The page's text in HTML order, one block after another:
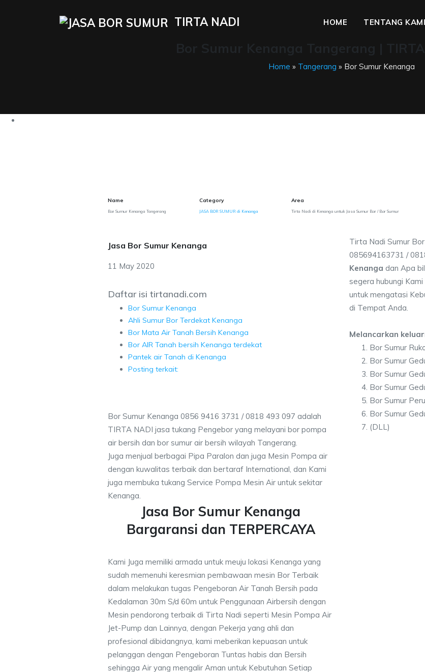
TIRTA NADI HOME TENTANG KAMI
Home » Tangerang » Bor Sumur Kenanga
Name
Bor Sumur Kenanga Tangerang
Category
JASA BOR SUMUR di Kenanga
Area
Tirta Nadi di Kenanga untuk Jasa Sumur Bor / Bor Sumur
Jasa Bor Sumur Kenanga
11 May 2020
Daftar isi tirtanadi.com
Bor Sumur Kenanga
Ahli Sumur Bor Terdekat Kenanga
Bor Mata Air Tanah Bersih Kenanga
Bor AIR Tanah bersih Kenanga terdekat
Pantek air Tanah di Kenanga
Posting terkait:
Bor Sumur Kenanga 0856 9416 3731 / 0818 493 097 adalah
TIRTA NADI jasa tukang Pengebor yang melayani bor pompa
air bersih dan bor sumur air bersih wilayah Tangerang.
Juga menjual berbagai Pipa Paralon dan juga Mesin Pompa air
dengan kuwalitas terbaik dan bertaraf International, dan Kami
juga membuka tukang Service Pompa Mesin Air untuk sekitar
Kenanga.
Jasa Bor Sumur Kenanga
Bargaransi dan TERPERCAYA
Tirta Nadi Sumur
085694163731 /
Kenanga dan Apa
segera hubungi
untuk mengatasi
di Tempat Anda.
Melancarkan
Bor Sumur
Bor Sumur
Bor Sumur
Bor Sumur
Bor Sumur
Bor Sumur
(DLL)
Kami Juga memiliki armada untuk meuju lokasi Kenanga yang
sudah memenuhi keresmian pembawaan mesin Bor Terbaik
dalam melakukan tugas Pengeboran Air Tanah Bersih pada
Kedalaman 30m S/d 60m untuk Penggunaan Airbersih dengan
Mesin pendorong terbaik di Tirta Nadi seperti Mesin Pompa Air
Jet-Pump dan Lainnya, dengan Pekerja yang ahli dan
profesional dibidangnya, kami meberikan kepuasan untuk
pelanggan dengan Pengeboran Tuntas habis dan Bersih
sehingga Air yang mengalir Aman untuk Kebutuhan Setiap